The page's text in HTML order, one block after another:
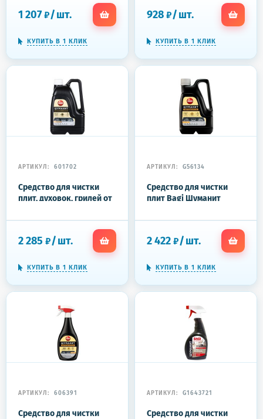
концентрат, 78078, 044-5
1 207 ₽/шт.
КУПИТЬ В 1 КЛИК
928 ₽/шт.
КУПИТЬ В 1 КЛИК
АРТИКУЛ: 601702
Средство для чистки
плит, духовок, грилей от
ШУМАНИТ
2 285 ₽/шт.
КУПИТЬ В 1 КЛИК
АРТИКУЛ: G56134
Средство для чистки
плит Bagi Шуманит
2 422 ₽/шт.
КУПИТЬ В 1 КЛИК
АРТИКУЛ: 606391
Средство для чистки
АРТИКУЛ: G1643721
Средство для чистки